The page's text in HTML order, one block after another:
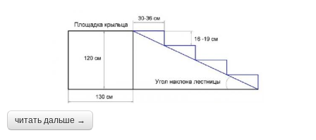
читать дальше →